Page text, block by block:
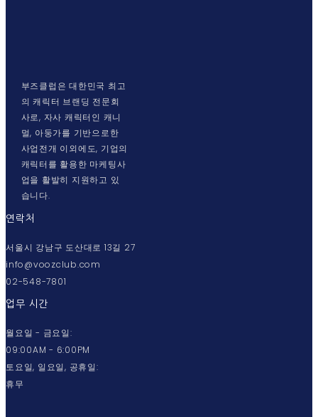
부즈클럽은 대한민국 최고
의 캐릭터 브랜딩 전문회
사로, 자사 캐릭터인 캐니
멀, 아둥가를 기반으로한
사업전개 이외에도, 기업의
캐릭터를 활용한 마케팅사
업을 활발히 지원하고 있
습니다.
연락처
서울시 강남구 도산대로 13길 27
info@voozclub.com
02-548-7801
업무 시간
월요일 - 금요일:
09:00AM - 6:00PM
토요일, 일요일, 공휴일:
휴무